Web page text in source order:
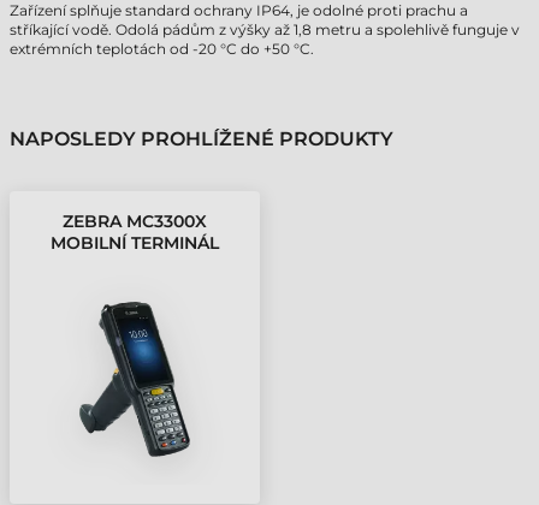
Zařízení splňuje standard ochrany IP64, je odolné proti prachu a
stříkající vodě. Odolá pádům z výšky až 1,8 metru a spolehlivě funguje v
extrémních teplotách od -20 °C do +50 °C.
NAPOSLEDY PROHLÍŽENÉ PRODUKTY
ZEBRA MC3300X
MOBILNÍ TERMINÁL